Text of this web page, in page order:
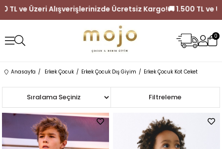
1.500 TL ve Üzeri Alışverişlerinizde Ücretsiz Kargo!🚚 1.500
0
Anasayfa Erkek Çocuk Erkek Çocuk Dış Giyim Erkek Çocuk Kot Ceket
Filtreleme
Sıralama